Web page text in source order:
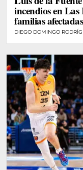
incendios en Las
familias afectadas
DIEGO DOMINGO